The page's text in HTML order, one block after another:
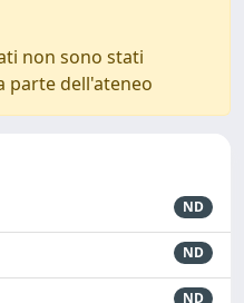
non sono stati
parte dell'ateneo
ND
ND
ND